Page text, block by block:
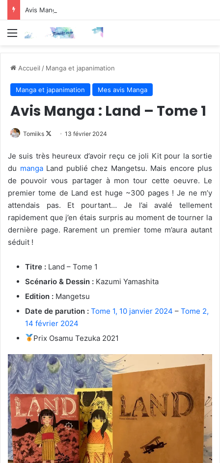
Avis Manga : Chiruran – Tome 3
Menu
Accueil / Manga et japanimation
Manga et japanimation Mes avis Manga
Avis Manga : Land – Tome 1
Tomiiks
Follow
X
13 février 2024
Je suis très heureux d’avoir reçu ce joli Kit pour la sortie
du mangaLand publié chez Mangetsu. Mais encore plus
de pouvoir vous partager à mon tour cette oeuvre. Le
premier tome de Land est huge ~300 pages ! Je ne m’y
attendais pas. Et pourtant… Je l’ai avalé tellement
rapidement que j’en étais surpris au moment de tourner la
dernière page. Rarement un premier tome m’aura autant
séduit !
Titre : Land – Tome 1
Scénario & Dessin : Kazumi Yamashita
Edition : Mangetsu
Date de parution : Tome 1, 10 janvier 2024 – Tome 2,
14 février 2024
Prix Osamu Tezuka 2021